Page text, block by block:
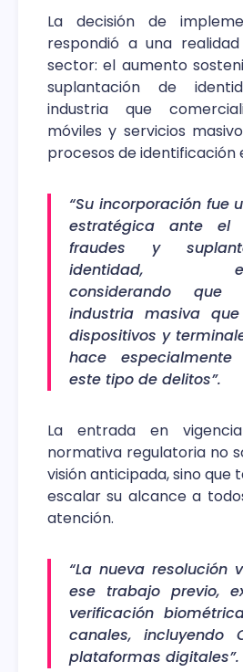
La decisión de
respondió a una
sector: el aumento
suplantación de
industria que
móviles y servicios
procesos de identificación
“Su incorporación fue
estratégica ante el
fraudes y
identidad,
considerando que
industria masiva
dispositivos y
hace
este tipo de delitos”.
La entrada en
normativa regulatoria no
visión anticipada, sino que
escalar su alcance a
atención.
“La nueva resolución
ese trabajo previo,
verificación
canales, incluyendo
plataformas digitales”.